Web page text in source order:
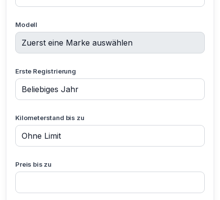
Modell
Erste Registrierung
Kilometerstand bis zu
Preis bis zu